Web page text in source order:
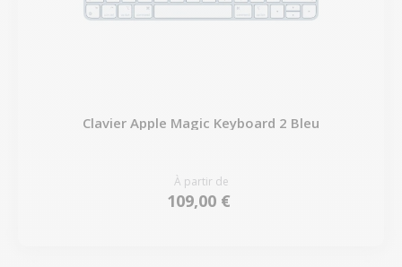
Clavier Apple Magic Keyboard 2 Bleu
À partir de
109,00 €